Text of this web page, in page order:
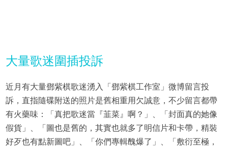
大量歌迷圍插投訴
近月有大量鄧紫棋歌迷湧入「鄧紫棋工作室」微博留言投
訴，直指隨碟附送的照片是舊相重用欠誠意，不少留言都帶
有火藥味：「真把歌迷當『韮菜』啊？」、「封面真的她像
假貨」、「圖也是舊的，其實也就多了明信片和卡帶，精裝
好歹也有點新圖吧」、「你們專輯醜爆了」、「敷衍至極，